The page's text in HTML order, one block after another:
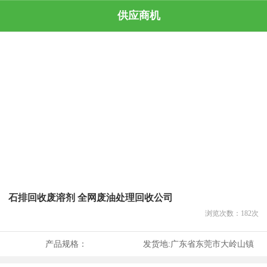
供应商机
石排回收废溶剂 全网废油处理回收公司
浏览次数： 182次
产品规格： 发货地:广东省东莞市大岭山镇